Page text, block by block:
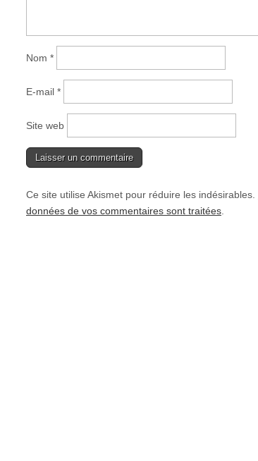
Nom *
E-mail *
Site web
Ce site utilise Akismet pour réduire les indésirables.
données de vos commentaires sont traitées